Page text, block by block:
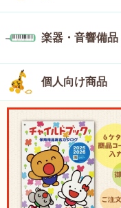
楽器・音響備品
個人向け商品